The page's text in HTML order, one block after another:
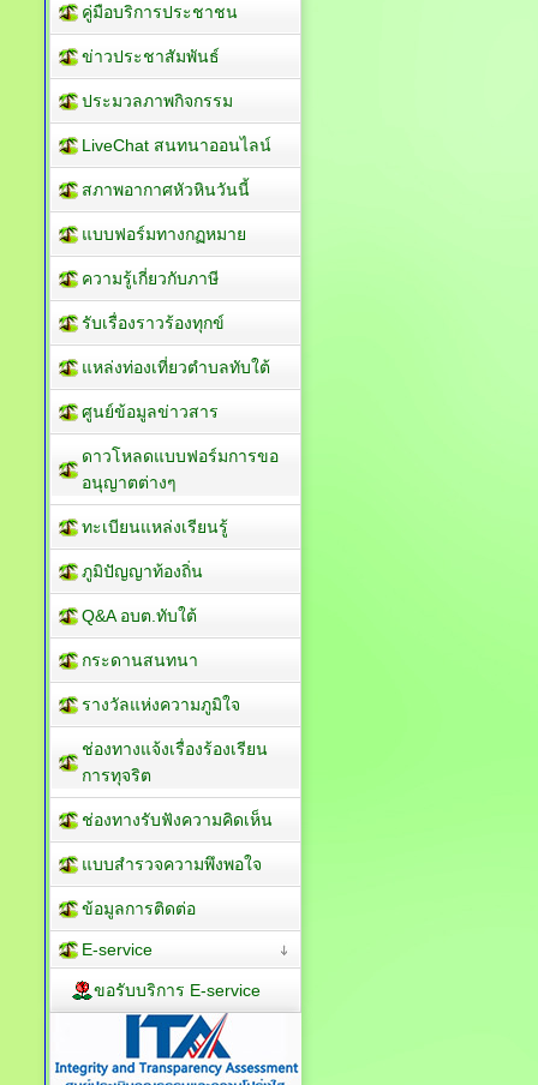
คู่มือบริการประชาชน
ข่าวประชาสัมพันธ์
ประมวลภาพกิจกรรม
LiveChat สนทนาออนไลน์
สภาพอากาศหัวหินวันนี้
แบบฟอร์มทางกฏหมาย
ความรู้เกี่ยวกับภาษี
รับเรื่องราวร้องทุกข์
แหล่งท่องเที่ยวตำบลทับใต้
ศูนย์ข้อมูลข่าวสาร
ดาวโหลดแบบฟอร์มการขอ
อนุญาตต่างๆ
ทะเบียนแหล่งเรียนรู้
ภูมิปัญญาท้องถิ่น
Q&A อบต.ทับใต้
กระดานสนทนา
รางวัลแห่งความภูมิใจ
ช่องทางแจ้งเรื่องร้องเรียน
การทุจริต
ช่องทางรับฟังความคิดเห็น
แบบสำรวจความพึงพอใจ
ข้อมูลการติดต่อ
E-service
ขอรับบริการ E-service